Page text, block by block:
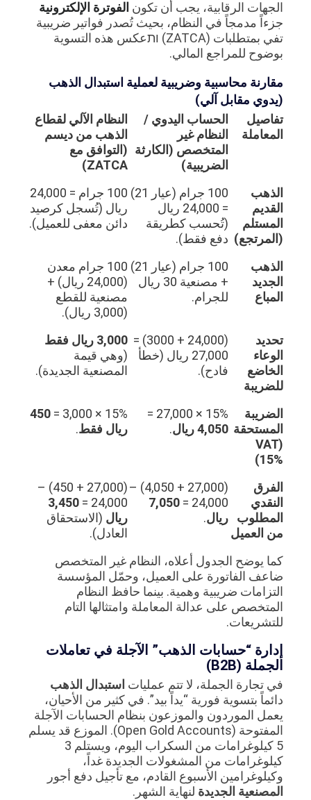
الجهات الرقابية، يجب أن تكون الفوترة الإلكترونية
جزءاً مدمجاً في النظام، بحيث تُصدر فواتير ضريبية
تفي بمتطلبات (ZATCA) ותعكس هذه التسوية
بوضوح للمراجع المالي.
مقارنة محاسبية وضريبية لعملية استبدال الذهب
(يدوي مقابل آلي)
تفاصيل
المعاملة
الحساب اليدوي /
النظام غير
المتخصص (الكارثة
الضريبية)
النظام الآلي لقطاع
الذهب من ديسم
(التوافق مع
ZATCA)
الذهب
القديم
المستلم
(المرتجع)
100 جرام (عيار 21)
= 24,000 ريال
(تُحسب كطريقة
دفع فقط).
100 جرام = 24,000
ريال (تُسجل كرصيد
دائن معفى للعميل).
الذهب
الجديد
المباع
100 جرام (عيار 21)
+ مصنعية 30 ريال
للجرام.
100 جرام معدن
(24,000 ريال) +
مصنعية للقطع
(3,000 ريال).
تحديد
الوعاء
الخاضع
للضريبة
(24,000 + 3000) =
27,000 ريال (خطأ
فادح).
3,000 ريال فقط
(وهي قيمة
المصنعية الجديدة).
الضريبة
المستحقة
(VAT
15%)
15% × 27,000 =
4,050 ريال
.
15% × 3,000 =
450
ريال فقط.
الفرق
النقدي
المطلوب
من العميل
(27,000 + 4,050) –
24,000 =
7,050
ريال.
(27,000 + 450) –
24,000 =
3,450
ريال (الاستحقاق
العادل).
كما يوضح الجدول أعلاه، النظام غير المتخصص
ضاعف الفاتورة على العميل، وحمّل المؤسسة
التزامات ضريبية وهمية. بينما حافظ النظام
المتخصص على عدالة المعاملة وامتثالها التام
للتشريعات.
إدارة “حسابات الذهب” الآجلة في تعاملات
الجملة (B2B)
في تجارة الجملة، لا تتم عمليات استبدال الذهب
دائماً بتسوية فورية “يداً بيد”. في كثير من الأحيان،
يعمل الموردون والموزعون بنظام الحسابات الآجلة
المفتوحة (Open Gold Accounts). الموزع قد يسلم
5 كيلوغرامات من السكراب اليوم، ويستلم 3
كيلوغرامات من المشغولات الجديدة غداً،
وكيلوغرامين الأسبوع القادم، مع تأجيل دفع أجور
المصنعية الجديدة لنهاية الشهر.